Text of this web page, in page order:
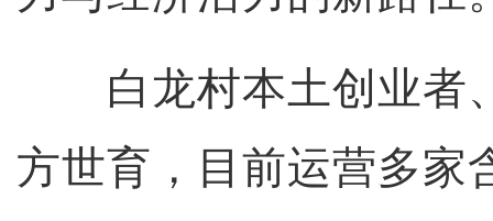
白龙村本土创业者
方世育，目前运营多家